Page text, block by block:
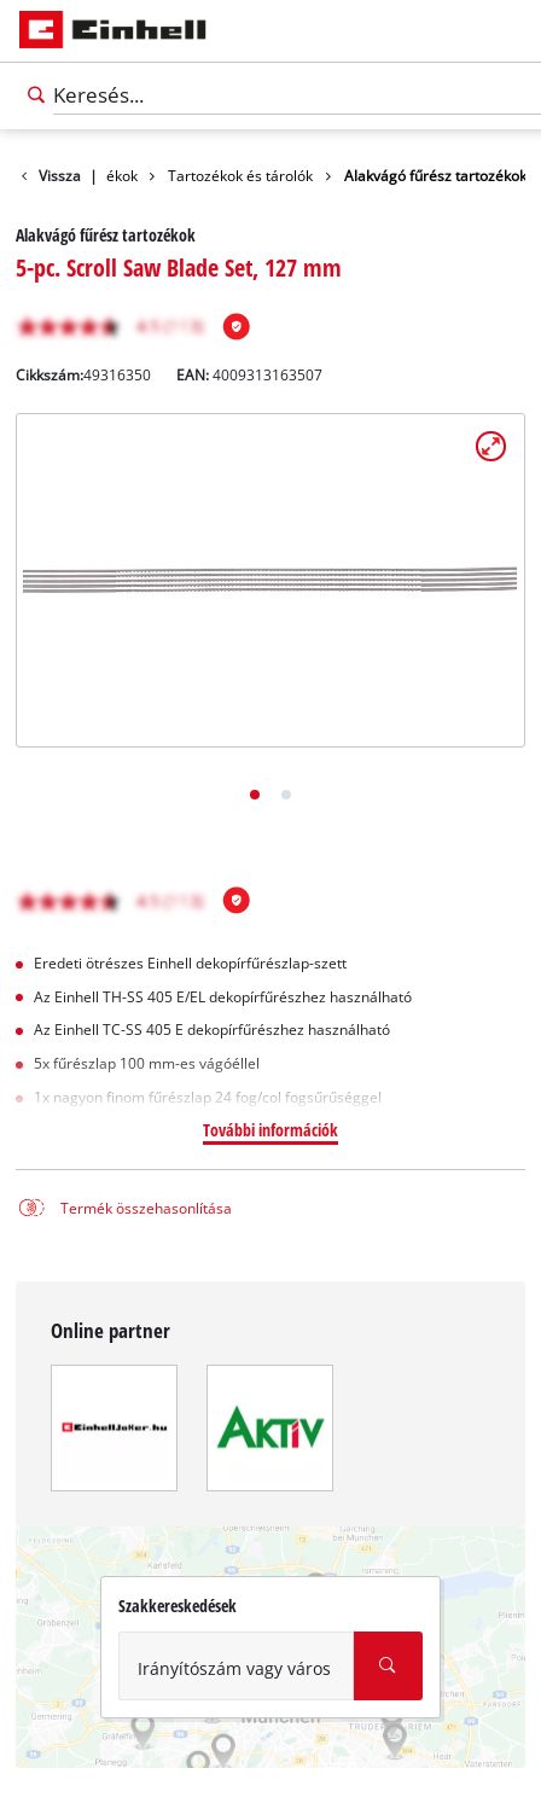
Vissza |
Tartozékok Tartozékok és tárolók Alakvágó fűrész tartozékok
Alakvágó fűrész tartozékok
5-pc. Scroll Saw Blade Set, 127 mm
Cikkszám:49316350 EAN:4009313163507
Eredeti ötrészes Einhell dekopírfűrészlap-szett
Az Einhell TH-SS 405 E/EL dekopírfűrészhez használható
Az Einhell TC-SS 405 E dekopírfűrészhez használható
5x fűrészlap 100 mm-es vágóéllel
1x nagyon finom fűrészlap 24 fog/col fogsűrűséggel
További információk
Termék összehasonlítása
Online partner
Szakkereskedések
Irányítószám vagy város